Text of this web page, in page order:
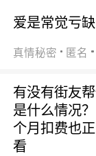
爱是常觉亏
真情秘密 匿名
有没有街友
是什么情况
个月扣费也
看